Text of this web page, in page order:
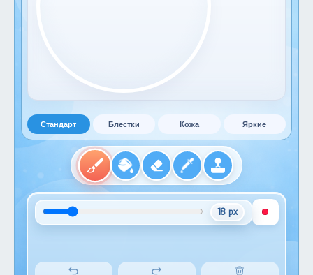
Стандарт Блестки Кожа Яркие
18 px